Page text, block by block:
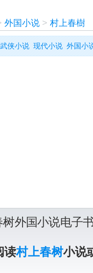
外国小说> 村上春樹
武侠小说 现代小说 外国小
树外国小说电子
读村上春树小说